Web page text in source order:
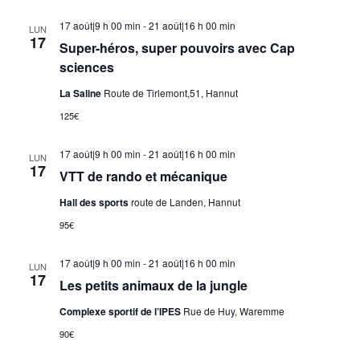
LUN
17
Super-héros, super pouvoirs avec Cap
sciences
17 août|9 h 00 min -21 août|16 h 00 min
La Saline Route de Tirlemont,51, Hannut
125€
LUN
17 VTT de rando et mécanique
17 août|9 h 00 min -21 août|16 h 00 min
Hall des sportsroute de Landen, Hannut
95€
LUN
17 Les petits animaux de la jungle
17 août|9 h 00 min -21 août|16 h 00 min
Complexe sportif de l’IPES Rue de Huy, Waremme
90€